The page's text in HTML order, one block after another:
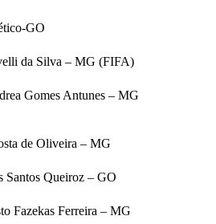
GO
da Silva – MG (FIFA)
Gomes Antunes – MG
de Oliveira – MG
Santos Queiroz – GO
Fazekas Ferreira – MG